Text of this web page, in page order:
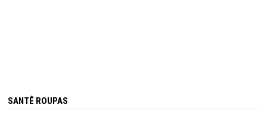
SANTÊ ROUPAS